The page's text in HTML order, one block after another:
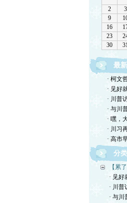
最
· 柯文
· 见好
· 川普
· 与川
· 嘿，
· 川习
· 高市
分
【累
· 见
· 川
· 与